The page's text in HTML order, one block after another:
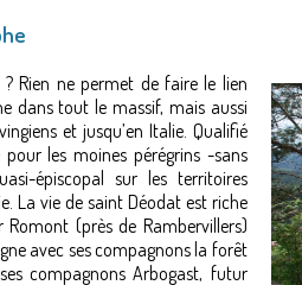
Rien ne permet de faire le lien
dans tout le massif, mais aussi
et jusqu’en Italie. Qualifié
les moines pérégrins -sans
épiscopal sur les territoires
La vie de saint Déodat est riche
(près de Rambervillers)
avec ses compagnons la forêt
compagnons Arbogast, futur